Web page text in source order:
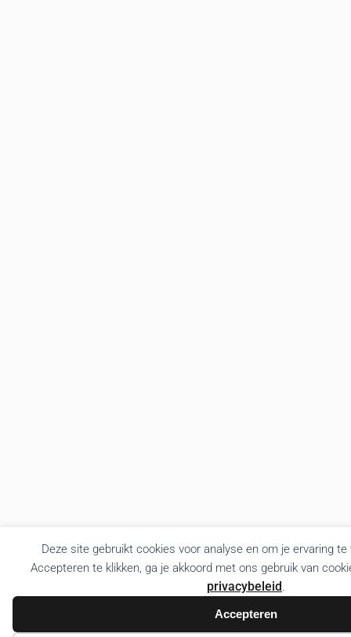
Deze site gebruikt cookies voor analyse en om je ervaring
Accepteren te klikken, ga je akkoord met ons gebruik van
privacybeleid.
Accepteren